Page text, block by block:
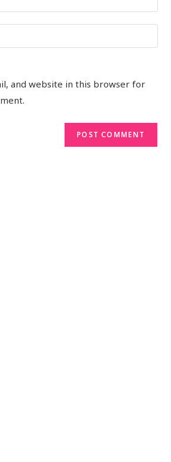
and website in this browser for